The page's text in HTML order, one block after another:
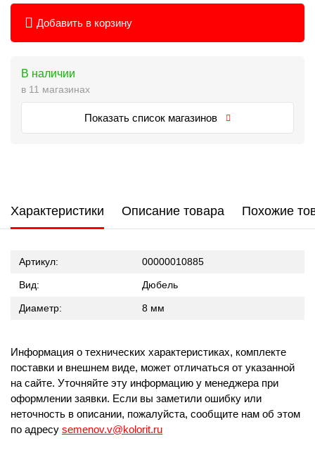
Добавить в корзину
В наличии
в 11 магазинах
Показать список магазинов
Характеристики Описание товара Похожие
Артикул: 00000010885
Вид: Дюбель
Диаметр: 8 мм
Информация о технических характеристиках, комплекте
поставки и внешнем виде, может отличаться от указанной
на сайте. Уточняйте эту информацию у менеджера при
оформлении заявки. Если вы заметили ошибку или
неточность в описании, пожалуйста, сообщите нам об этом
по адресу semenov.v@kolorit.ru